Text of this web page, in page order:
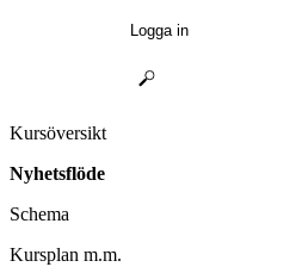
Logga in
Kursöversikt
Nyhetsflöde
Schema
Kursplan m.m.